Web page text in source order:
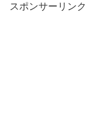
スポンサーリンク